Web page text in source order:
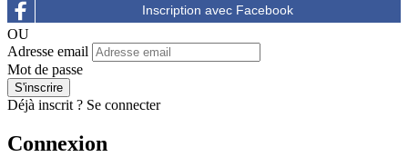
OU
Adresse email
Mot de passe
Déjà inscrit ? Se connecter
Connexion